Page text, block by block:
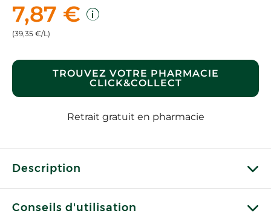
7,87 €
(39,35 €/L)
TROUVEZ VOTRE PHARMACIE
CLICK&COLLECT
Retrait gratuit en pharmacie
Description
Conseils d'utilisation